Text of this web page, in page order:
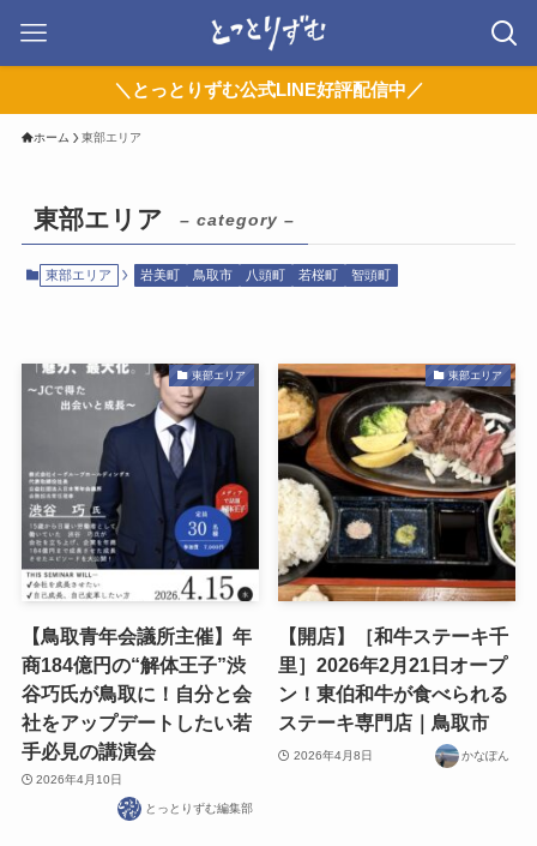
＼とっとりずむ公式LINE好評配信中／
ホーム 東部エリア
東部エリア – category –
東部エリア 岩美町 鳥取市 八頭町 若桜町 智頭町
東部エリア
【鳥取青年会議所主催】年
商184億円の“解体王子”渋
谷巧氏が鳥取に！自分と会
社をアップデートしたい若
手必見の講演会
2026年4月10日
とっとりずむ編集部
東部エリア
【開店】［和牛ステーキ千
里］2026年2月21日オープ
ン！東伯和牛が食べられる
ステーキ専門店｜鳥取市
2026年4月8日 かなぽん